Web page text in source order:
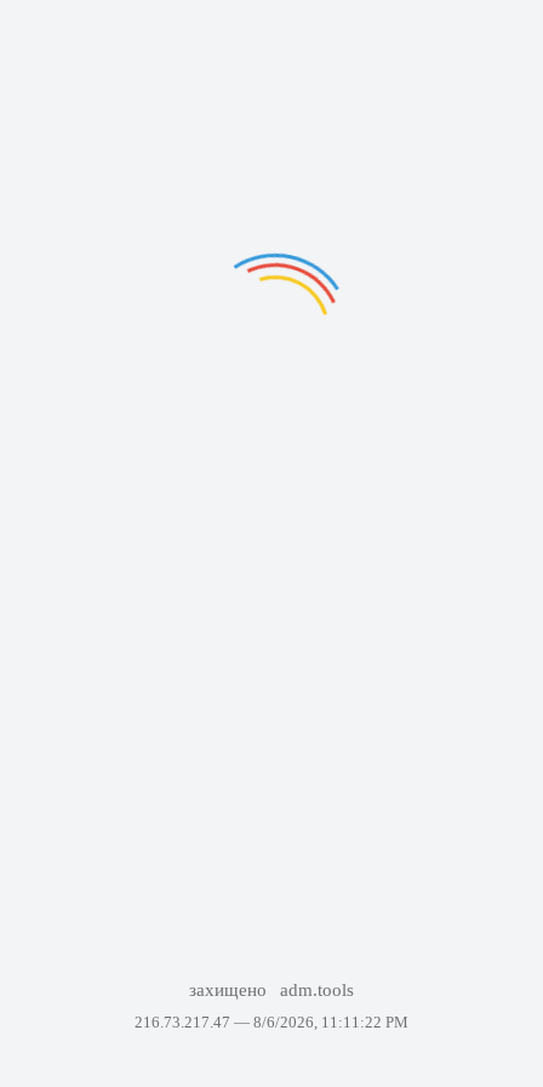
захищено adm.tools
216.73.217.47 — 8/6/2026, 11:11:22 PM